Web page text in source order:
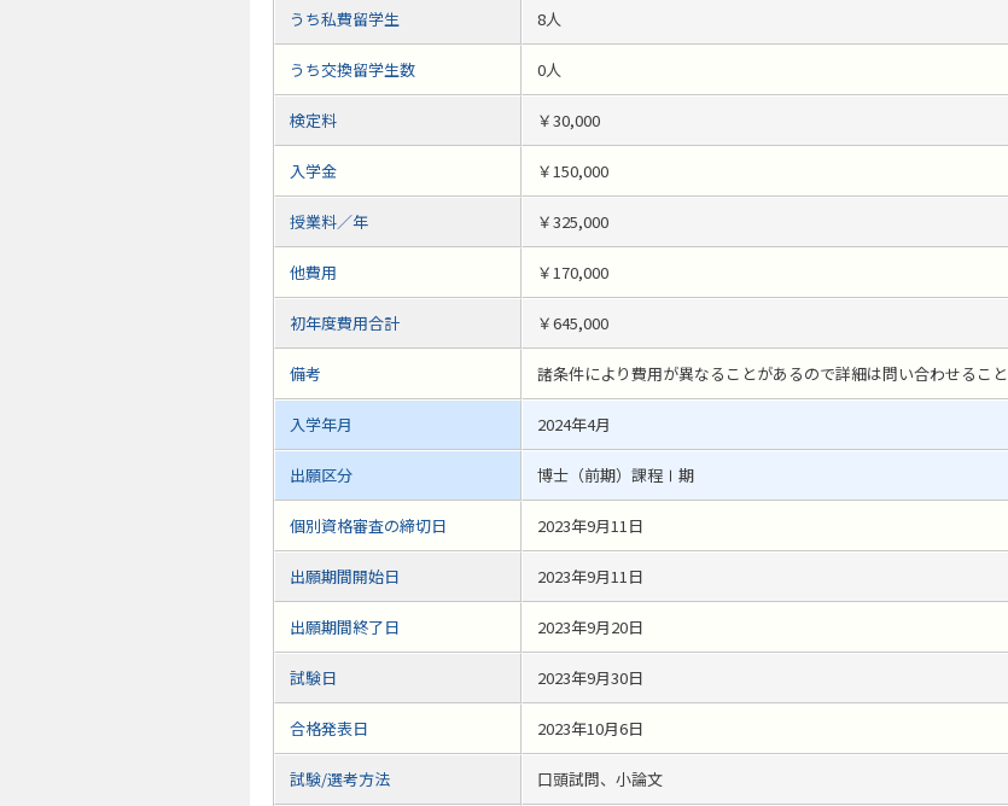
うち私費留学生 8人
うち交換留学生数 0人
検定料 ￥30,000
入学金 ￥150,000
授業料／年 ￥325,000
他費用 ￥170,000
初年度費用合計 ￥645,000
備考 諸条件により費用が異なることがあるので詳細は問い合わせること
入学年月 2024年4月
出願区分 博士（前期）課程Ⅰ期
個別資格審査の締切日 2023年9月11日
出願期間開始日 2023年9月11日
出願期間終了日 2023年9月20日
試験日 2023年9月30日
合格発表日 2023年10月6日
試験/選考方法 口頭試問、小論文